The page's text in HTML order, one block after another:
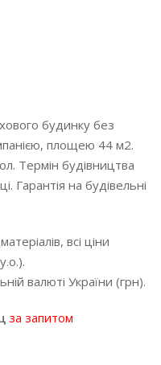
будинку без
площею 44 м2.
Термін будівництва
Гарантія на будівельні
всі ціни
валюті України (грн).
за запитом